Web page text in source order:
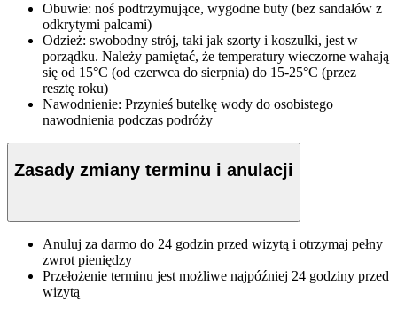
Obuwie: noś podtrzymujące, wygodne buty (bez sandałów z
odkrytymi palcami)
Odzież: swobodny strój, taki jak szorty i koszulki, jest w
porządku. Należy pamiętać, że temperatury wieczorne wahają
się od 15°C (od czerwca do sierpnia) do 15-25°C (przez
resztę roku)
Nawodnienie: Przynieś butelkę wody do osobistego
nawodnienia podczas podróży
Zasady zmiany terminu i anulacji
Anuluj za darmo do 24 godzin przed wizytą i otrzymaj pełny
zwrot pieniędzy
Przełożenie terminu jest możliwe najpóźniej 24 godziny przed
wizytą